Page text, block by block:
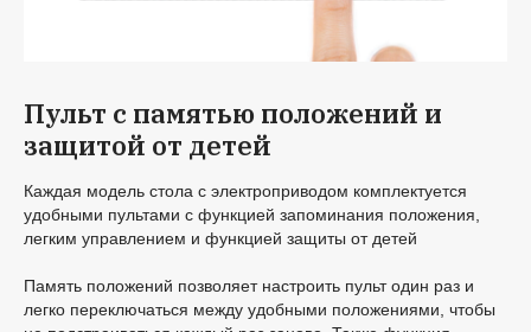
Пульт с памятью положений и
защитой от детей
Каждая модель стола с электроприводом комплектуется
удобными пультами с функцией запоминания положения,
легким управлением и функцией защиты от детей
Память положений позволяет настроить пульт один раз и
легко переключаться между удобными положениями, чтобы